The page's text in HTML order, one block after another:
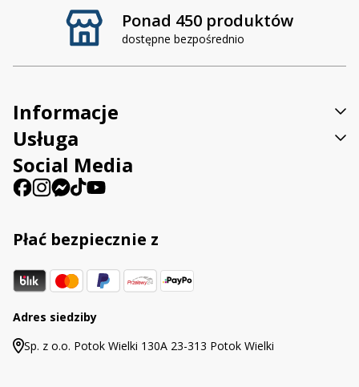
Ponad 450 produktów
dostępne bezpośrednio
Informacje
Usługa
Social Media
Płać bezpiecznie z
Adres siedziby
Sp. z o.o. Potok Wielki 130A 23-313 Potok Wielki